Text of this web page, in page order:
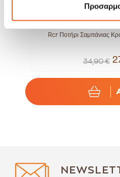
Rcr Ποτήρι Σαμπάνιας
34,90 €